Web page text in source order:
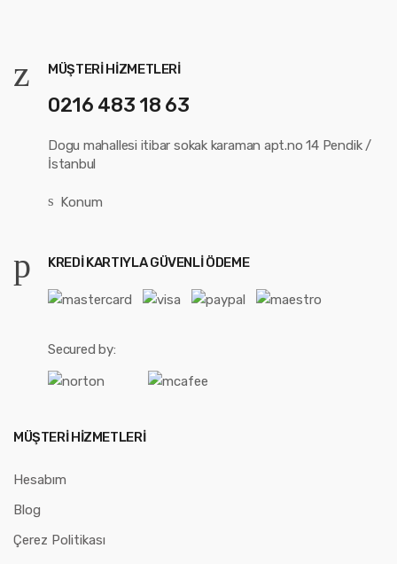
MÜŞTERI HIZMETLERI
0216 483 18 63
Dogu mahallesi itibar sokak karaman apt.no 14 Pendik /
İstanbul
Konum
KREDI KARTIYLA GÜVENLI ÖDEME
Secured by:
MÜŞTERI HIZMETLERI
Hesabım
Blog
Çerez Politikası